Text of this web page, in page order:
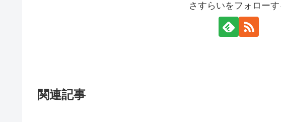
さすらいをフォローす
関連記事